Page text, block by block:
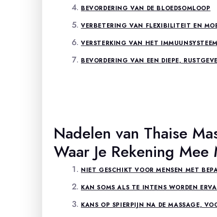
BEVORDERING VAN DE BLOEDSOMLOOP
VERBETERING VAN FLEXIBILITEIT EN
VERSTERKING VAN HET
BEVORDERING VAN EEN DIEPE,
Nadelen van Thaise
Waar Je Rekening
NIET GESCHIKT VOOR MENSEN MET
KAN SOMS ALS TE INTENS WORDEN
KANS OP SPIERPIJN NA DE MASSAGE,